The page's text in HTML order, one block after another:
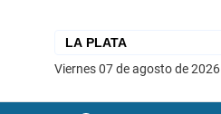
viernes 07 de agosto de 2026